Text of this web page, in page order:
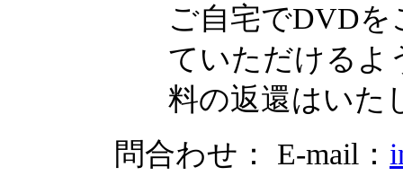
ご自宅でDVD
ていただけるよ
料の返還はいた
問合わせ： E-mail：